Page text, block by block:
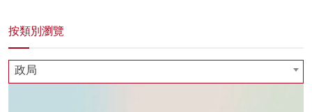
按類別瀏覽
政局